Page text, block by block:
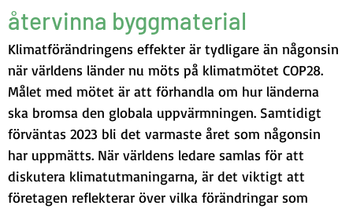
återvinna byggmaterial
Klimatförändringens effekter är tydligare än någonsin
när världens länder nu möts på klimatmötet COP28.
Målet med mötet är att förhandla om hur länderna
ska bromsa den globala uppvärmningen. Samtidigt
förväntas 2023 bli det varmaste året som någonsin
har uppmätts. När världens ledare samlas för att
diskutera klimatutmaningarna, är det viktigt att
företagen reflekterar över vilka förändringar som